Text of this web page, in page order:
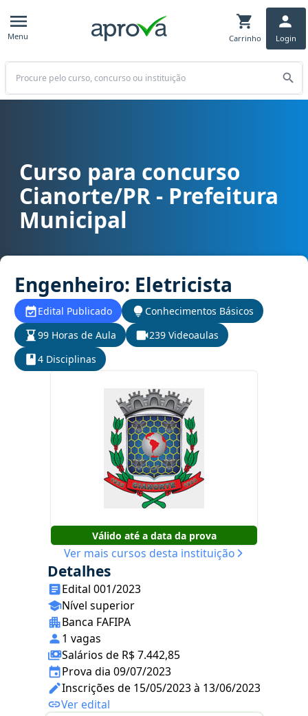
Menu Carrinho Login
Buscar
Curso para concurso Cianorte/PR - Prefeitura Municipal cargo
Curso para concurso
Cianorte/PR - Prefeitura
Municipal
Engenheiro: Eletricista
Edital Publicado
Conhecimentos Básicos
99 Horas de Aula
239 Videoaulas
4 Disciplinas
Válido até a data da prova
Ver mais cursos desta instituição
Detalhes
Edital 001/2023
Nível superior
Banca FAFIPA
1 vagas
Salários de R$ 7.442,85
Prova dia 09/07/2023
Inscrições de 15/05/2023 à 13/06/2023
Ver edital